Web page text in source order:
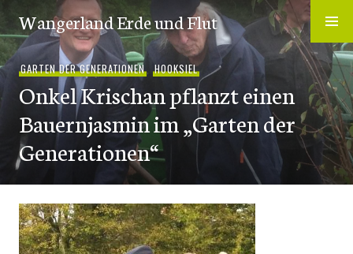
Zum
Inhalt
springen
Wangerland Erde und Flut
GARTEN DER GENERATIONEN,HOOKSIEL
Onkel Krischan pflanzt einen
Bauernjasmin im „Garten der
Generationen“